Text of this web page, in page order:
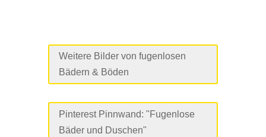
Weitere Bilder von fugenlosen
Bädern & Böden
Pinterest Pinnwand: "Fugenlose
Bäder und Duschen"